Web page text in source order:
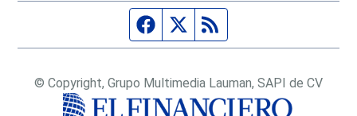
Página de Facebook
Fuente Twitter
© Copyright, Grupo Multimedia Lauman, SAPI de CV